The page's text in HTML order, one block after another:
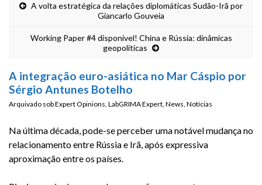
A volta estratégica da relações diplomáticas Sudão-Irã por
Giancarlo Gouveia
Working Paper #4 disponível! China e Rússia: dinâmicas
geopolíticas
A integração euro-asiática no Mar Cáspio por
Sérgio Antunes Botelho
Arquivado sobExpert Opinions, LabGRIMA Expert, News, Notícias
Na última década, pode-se perceber uma notável mudança no
relacionamento entre Rússia e Irã, após expressiva
aproximação entre os países.